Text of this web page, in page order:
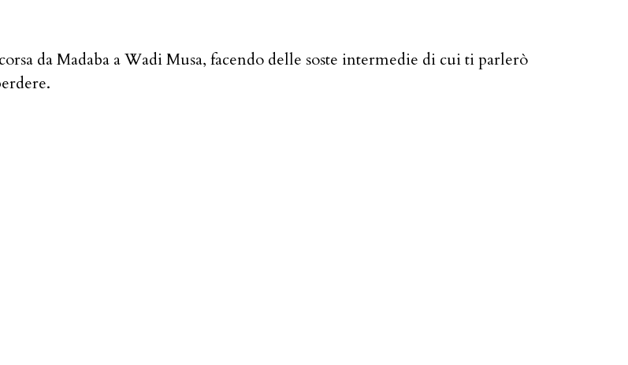
da Madaba a Wadi Musa, facendo delle soste intermedie di cui ti parlerò